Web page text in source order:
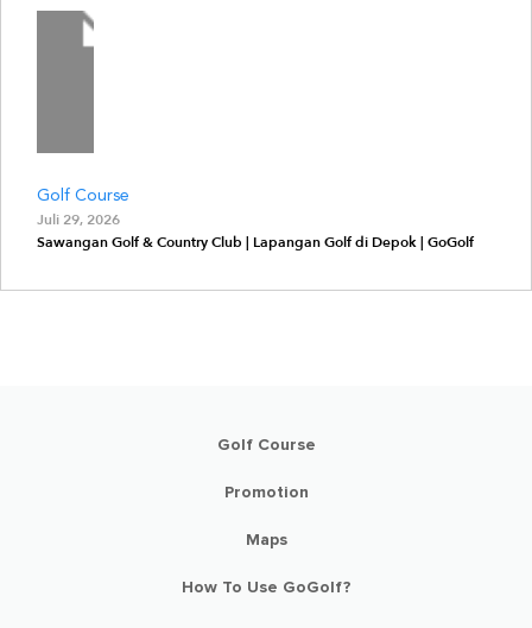
Golf Course
Juli 29, 2026
Sawangan Golf & Country Club | Lapangan Golf di Depok | GoGolf
Golf Course
Promotion
Maps
How To Use GoGolf?